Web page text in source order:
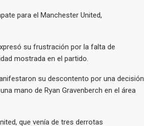
para el Manchester United,
su frustración por la falta de
mostrada en el partido.
su descontento por una decisión
mano de Ryan Gravenberch en el área
que venía de tres derrotas